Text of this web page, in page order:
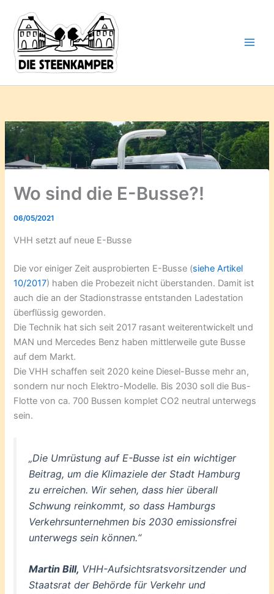
Inhalt
springen
Wo sind die E-Busse?!
06/05/2021
VHH setzt auf neue E-Busse
Die vor einiger Zeit ausprobierten E-Busse (siehe Artikel
10/2017) haben die Probezeit nicht überstanden. Damit ist
auch die an der Stadionstrasse entstanden Ladestation
überflüssig geworden.
Die Technik hat sich seit 2017 rasant weiterentwickelt und
MAN und Mercedes Benz haben mittlerweile gute Busse
auf dem Markt.
Die VHH schaffen seit 2020 keine Diesel-Busse mehr an,
sondern nur noch Elektro-Modelle. Bis 2030 soll die Bus-
Flotte von ca. 700 Bussen komplet CO2 neutral unterwegs
sein.
„Die Umrüstung auf E-Busse ist ein wichtiger
Beitrag, um die Klimaziele der Stadt Hamburg
zu erreichen. Wir sehen, dass hier überall
Schwung reinkommt, so dass Hamburgs
Verkehrsunternehmen bis 2030 emissionsfrei
unterwegs sein können.“
Martin Bill, VHH-Aufsichtsratsvorsitzender und
Staatsrat der Behörde für Verkehr und
deine
Mail-
Adresse
ein ...